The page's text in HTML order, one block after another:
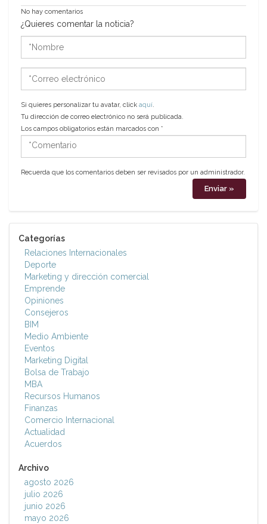
No hay comentarios
¿Quieres comentar la noticia?
*Nombre
*Correo
electrónico
Si quieres personalizar tu avatar, click aquí.
Tu dirección de correo electrónico no será publicada.
Los campos obligatorios están marcados con *
*Comentario
Recuerda que los comentarios deben ser revisados por un administrador.
Categorías
Relaciones Internacionales
Deporte
Marketing y dirección comercial
Emprende
Opiniones
Consejeros
BIM
Medio Ambiente
Eventos
Marketing Digital
Bolsa de Trabajo
MBA
Recursos Humanos
Finanzas
Comercio Internacional
Actualidad
Acuerdos
Archivo
agosto 2026
julio 2026
junio 2026
mayo 2026